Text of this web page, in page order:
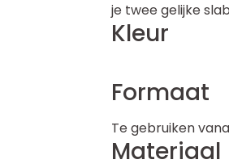
je twee gelijke
Kleur
Formaat
Te gebruiken
Materiaal